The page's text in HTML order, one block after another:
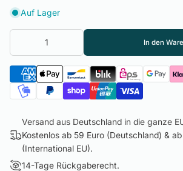
Auf Lager
In den
Versand aus Deutschland in die ganze
Kostenlos ab 59 Euro (Deutschland) &
(International EU).
14-Tage Rückgaberecht.